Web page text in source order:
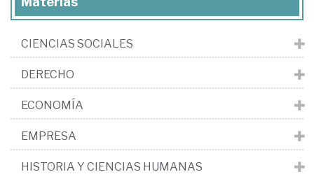
CIENCIAS SOCIALES
DERECHO
ECONOMÍA
EMPRESA
HISTORIA Y CIENCIAS HUMANAS